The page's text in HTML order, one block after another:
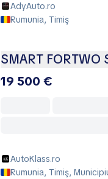
AdyAuto.ro
Rumunia, Timiş
SMART FORTWO
19 500 €
AutoKlass.ro
Rumunia, Timiş,